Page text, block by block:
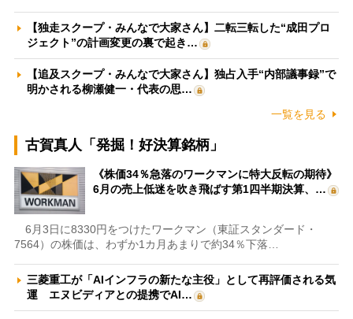
【独走スクープ・みんなで大家さん】二転三転した“成田プロ
ジェクト”の計画変更の裏で起き…
【追及スクープ・みんなで大家さん】独占入手“内部議事録”で
明かされる柳瀬健一・代表の思…
一覧を見る
古賀真人「発掘！好決算銘柄」
《株価34％急落のワークマンに特大反転の期待》
6月の売上低迷を吹き飛ばす第1四半期決算、…
6月3日に8330円をつけたワークマン（東証スタンダード・
7564）の株価は、わずか1カ月あまりで約34％下落…
三菱重工が「AIインフラの新たな主役」として再評価される気
運 エヌビディアとの提携でAI…